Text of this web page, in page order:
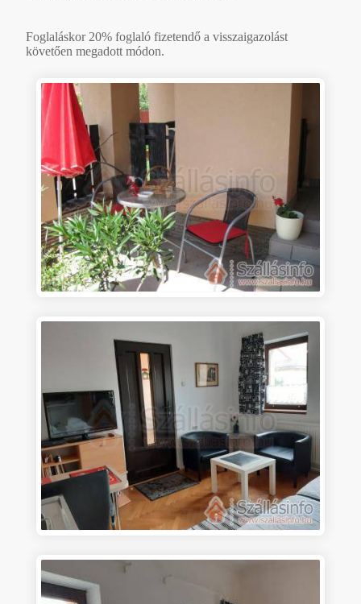
Foglaláskor 20% foglaló fizetendő a visszaigazolást
követően megadott módon.